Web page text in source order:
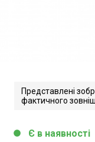
Представлені
фактичного
circle Є в наявності